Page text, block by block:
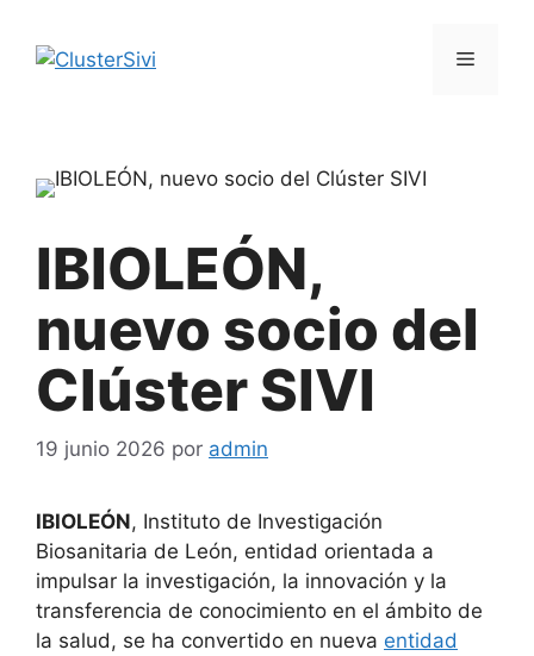
contenido
Menú
IBIOLEÓN,
nuevo socio del
Clúster SIVI
19 junio 2026 por admin
IBIOLEÓN, Instituto de Investigación
Biosanitaria de León, entidad orientada a
impulsar la investigación, la innovación y la
transferencia de conocimiento en el ámbito de
la salud, se ha convertido en nueva entidad